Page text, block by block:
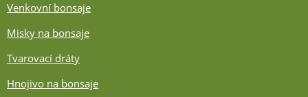
Venkovní bonsaje
Misky na bonsaje
Tvarovací dráty
Hnojivo na bonsaje